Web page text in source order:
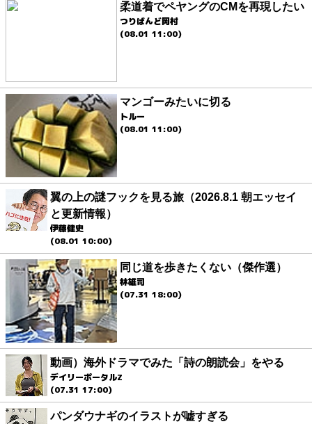
柔道着でペヤングのCMを再現したい
つりばんど岡村
(08.01 11:00)
マンゴーみたいに切る
トルー
(08.01 11:00)
翼の上の謎フックを見る旅（2026.8.1 朝エッセイ
と更新情報）
伊藤健史
(08.01 10:00)
同じ道を歩きたくない（傑作選）
林雄司
(07.31 18:00)
動画）海外ドラマでみた「詩の朗読会」をやる
デイリーポータルZ
(07.31 17:00)
パンダウナギのイラストが嘘すぎる